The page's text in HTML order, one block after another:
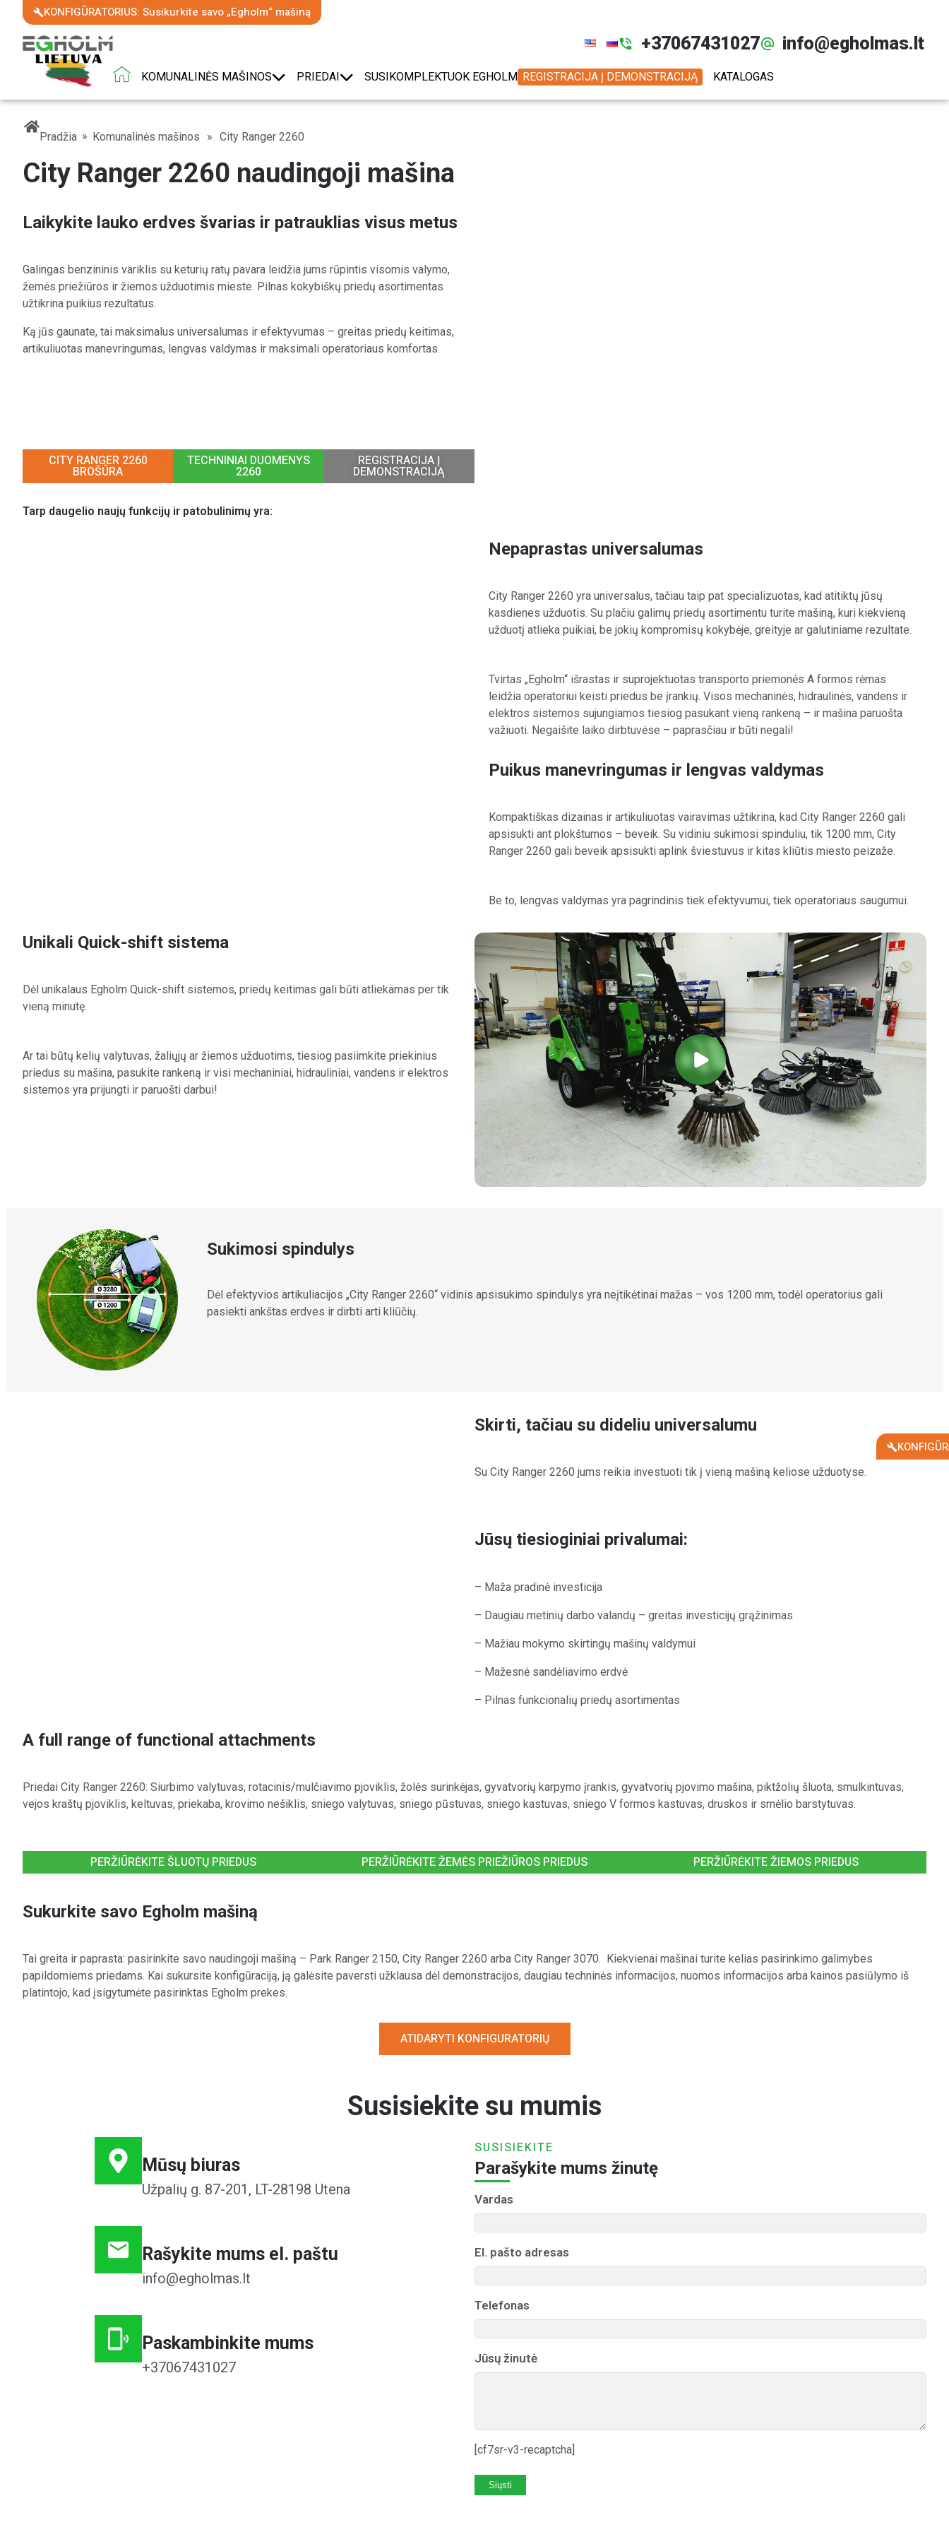
KONFIGŪRATORIUS: Susikurkite savo „Egholm“ mašiną
+37067431027 info@egholmas.lt
KOMUNALINĖS MAŠINOS PRIEDAI SUSIKOMPLEKTUOK EGHOLM REGISTRACIJA Į DEMONSTRACIJĄ KATALOGAS
Pradžia » Komunalinės mašinos » City Ranger 2260
City Ranger 2260 naudingoji mašina
Laikykite lauko erdves švarias ir patrauklias visus metus
Galingas benzininis variklis su keturių ratų pavara leidžia jums rūpintis visomis valymo,
žemės priežiūros ir žiemos užduotimis mieste. Pilnas kokybiškų priedų asortimentas
užtikrina puikius rezultatus.
Ką jūs gaunate, tai maksimalus universalumas ir efektyvumas – greitas priedų keitimas,
artikuliuotas manevringumas, lengvas valdymas ir maksimali operatoriaus komfortas.
CITY RANGER 2260
BROŠŪRA
TECHNINIAI DUOMENYS
2260
REGISTRACIJA Į
DEMONSTRACIJĄ
Tarp daugelio naujų funkcijų ir patobulinimų yra:
Nepaprastas universalumas
City Ranger 2260 yra universalus, tačiau taip pat specializuotas, kad atitiktų jūsų
kasdienes užduotis. Su plačiu galimų priedų asortimentu turite mašiną, kuri kiekvieną
užduotį atlieka puikiai, be jokių kompromisų kokybėje, greityje ar galutiniame rezultate.
Tvirtas „Egholm“ išrastas ir suprojektuotas transporto priemonės A formos rėmas
leidžia operatoriui keisti priedus be įrankių. Visos mechaninės, hidraulinės, vandens ir
elektros sistemos sujungiamos tiesiog pasukant vieną rankeną – ir mašina paruošta
važiuoti. Negaišite laiko dirbtuvėse – paprasčiau ir būti negali!
Puikus manevringumas ir lengvas valdymas
Kompaktiškas dizainas ir artikuliuotas vairavimas užtikrina, kad City Ranger 2260 gali
apsisukti ant plokštumos – beveik. Su vidiniu sukimosi spinduliu, tik 1200 mm, City
Ranger 2260 gali beveik apsisukti aplink šviestuvus ir kitas kliūtis miesto peizaže.
Be to, lengvas valdymas yra pagrindinis tiek efektyvumui, tiek operatoriaus saugumui.
Unikali Quick-shift sistema
Dėl unikalaus Egholm Quick-shift sistemos, priedų keitimas gali būti atliekamas per tik
vieną minutę.
Ar tai būtų kelių valytuvas, žaliųjų ar žiemos užduotims, tiesiog pasiimkite priekinius
priedus su mašina, pasukite rankeną ir visi mechaniniai, hidrauliniai, vandens ir elektros
sistemos yra prijungti ir paruošti darbui!
Sukimosi spindulys
Dėl efektyvios artikuliacijos „City Ranger 2260“ vidinis apsisukimo spindulys yra neįtikėtinai mažas – vos 1200 mm, todėl operatorius gali
pasiekti ankštas erdves ir dirbti arti kliūčių.
Skirti, tačiau su dideliu universalumu
Su City Ranger 2260 jums reikia investuoti tik į vieną mašiną keliose užduotyse.
Jūsų tiesioginiai privalumai:
– Maža pradinė investicija
– Daugiau metinių darbo valandų – greitas investicijų grąžinimas
– Mažiau mokymo skirtingų mašinų valdymui
– Mažesnė sandėliavimo erdvė
– Pilnas funkcionalių priedų asortimentas
A full range of functional attachments
Priedai City Ranger 2260: Siurbimo valytuvas, rotacinis/mulčiavimo pjoviklis, žolės surinkėjas, gyvatvorių karpymo įrankis, gyvatvorių pjovimo mašina, piktžolių šluota, smulkintuvas,
vejos kraštų pjoviklis, keltuvas, priekaba, krovimo nešiklis, sniego valytuvas, sniego pūstuvas, sniego kastuvas, sniego V formos kastuvas, druskos ir smėlio barstytuvas.
PERŽIŪRĖKITE ŠLUOTŲ PRIEDUS PERŽIŪRĖKITE ŽEMĖS PRIEŽIŪROS PRIEDUS PERŽIŪRĖKITE ŽIEMOS PRIEDUS
Sukurkite savo Egholm mašiną
Tai greita ir paprasta: pasirinkite savo naudingoji mašiną – Park Ranger 2150, City Ranger 2260 arba City Ranger 3070. Kiekvienai mašinai turite kelias pasirinkimo galimybes
papildomiems priedams. Kai sukursite konfigūraciją, ją galėsite paversti užklausa dėl demonstracijos, daugiau techninės informacijos, nuomos informacijos arba kainos pasiūlymo iš
platintojo, kad įsigytumėte pasirinktas Egholm prekes.
ATIDARYTI KONFIGURATORIŲ
Susisiekite su mumis
Mūsų biuras
Užpalių g. 87-201, LT-28198 Utena
Rašykite mums el. paštu
info@egholmas.lt
Paskambinkite mums
+37067431027
SUSISIEKITE
Parašykite mums žinutę
Vardas
El. pašto adresas
Telefonas
Jūsų žinutė
[cf7sr-v3-recaptcha]